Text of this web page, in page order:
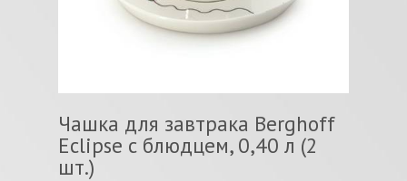
Чашка для завтрака Berghoff
Eclipse с блюдцем, 0,40 л (2
шт.)